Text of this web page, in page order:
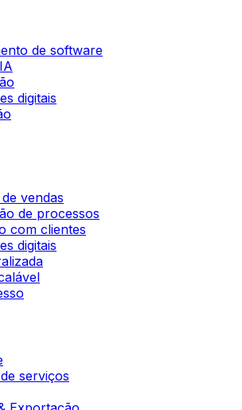
de software
digitais
vendas
de processos
com clientes
digitais
serviços